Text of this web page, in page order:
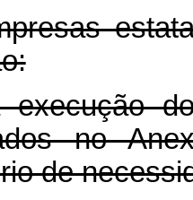
no
de